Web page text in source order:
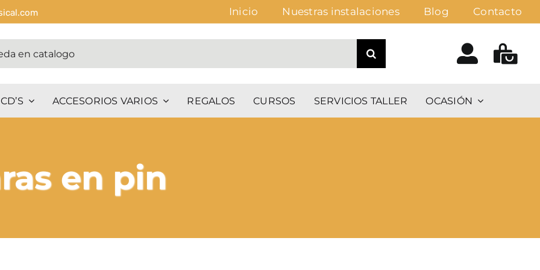
Inicio Nuestras instalaciones Blog Contacto
ACCESORIOS VARIOS REGALOS CURSOS SERVICIOS TALLER OCASIÓN
en pin